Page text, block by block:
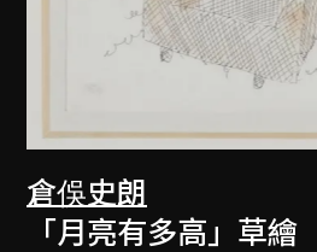
倉俁史朗
「月亮有多高」草繪